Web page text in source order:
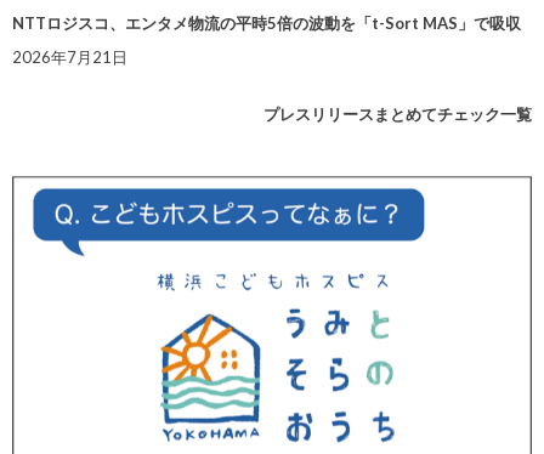
NTTロジスコ、エンタメ物流の平時5倍の波動を「t-Sort MAS」で吸収
2026年7月21日
プレスリリースまとめてチェック一覧